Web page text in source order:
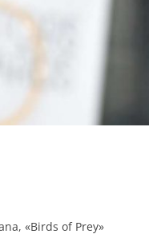
«Birds of Prey»